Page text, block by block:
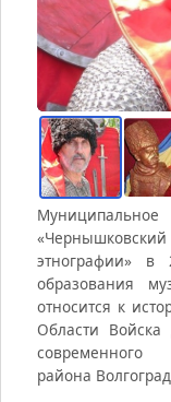
этнографии» в
образования
относится к
Области
современного
района